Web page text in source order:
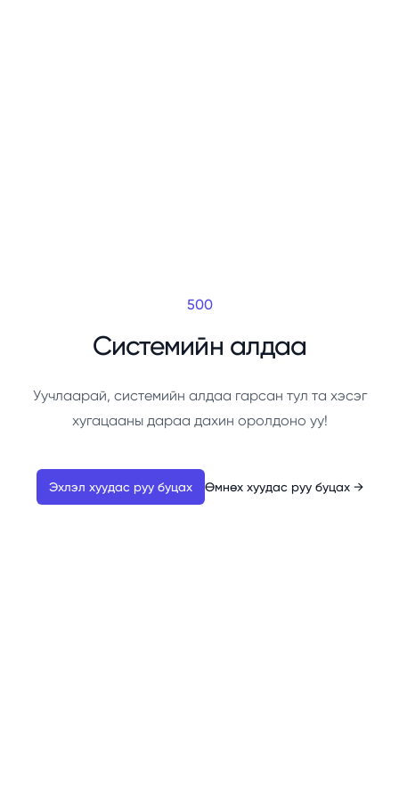
500
Системийн алдаа
Уучлаарай, системийн алдаа гарсан тул та хэсэг
хугацааны дараа дахин оролдоно уу!
Эхлэл хуудас руу буцах Өмнөх хуудас руу буцах →